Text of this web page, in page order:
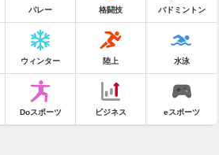
バレー 格闘技 バドミントン
ウィンター 陸上 水泳
Doスポーツ ビジネス eスポーツ